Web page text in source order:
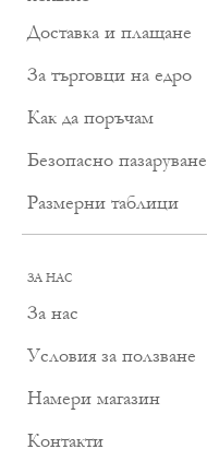
Доставка и плащане
За търговци на едро
Как да поръчам
Безопасно пазаруване
Размерни таблици
ЗА НАС
За нас
Условия за ползване
Намери магазин
Контакти